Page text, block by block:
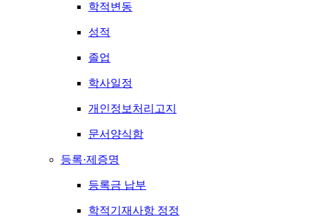
학적변동
성적
졸업
학사일정
개인정보처리고지
문서양식함
등록·제증명
등록금 납부
학적기재사항 정정